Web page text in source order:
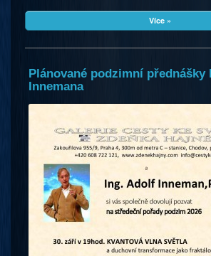
Více »
Plánované podzimní přednášky
Innemana